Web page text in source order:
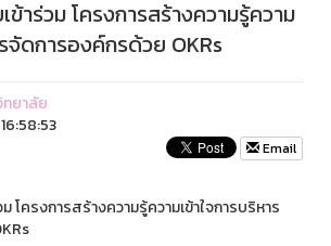
าร่วม โครงการสร้างความรู้ความ
จัดการองค์กรด้วย OKRs
ยาลัย
Email
โครงการสร้างความรู้ความเข้าใจการบริหาร